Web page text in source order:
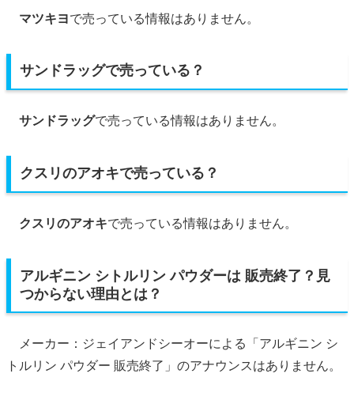
マツキヨで売っている情報はありません。
サンドラッグで売っている？
サンドラッグで売っている情報はありません。
クスリのアオキで売っている？
クスリのアオキで売っている情報はありません。
アルギニン シトルリン パウダーは 販売終了？見
つからない理由とは？
メーカー：ジェイアンドシーオーによる「アルギニン シ
トルリン パウダー 販売終了」のアナウンスはありません。